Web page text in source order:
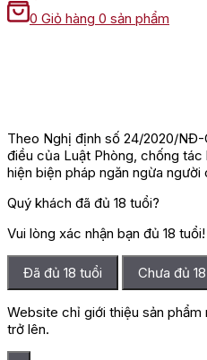
0 Giỏ hàng 0 sản phẩm
Theo Nghị định số 24/2020/
điều của Luật Phòng, chống
hiện biện pháp ngăn ngừa
Quý khách đã đủ 18 tuổi?
Vui lòng xác nhận bạn đủ 18 tuổi!
Đã đủ 18 tuổi Chưa đủ
Website chỉ giới thiệu sản
trở lên.